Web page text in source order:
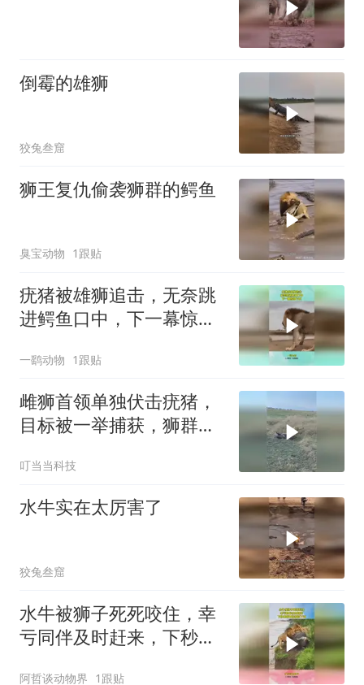
倒霉的雄狮
狡兔叁窟
狮王复仇偷袭狮群的鳄鱼
臭宝动物 1跟贴
疣猪被雄狮追击，无奈跳
进鳄鱼口中，下一幕惊掉
一鹞动物 1跟贴
雌狮首领单独伏击疣猪，
目标被一举捕获，狮群里
叮当当科技
水牛实在太厉害了
狡兔叁窟
水牛被狮子死死咬住，幸
亏同伴及时赶来，下秒雄
阿哲谈动物界 1跟贴